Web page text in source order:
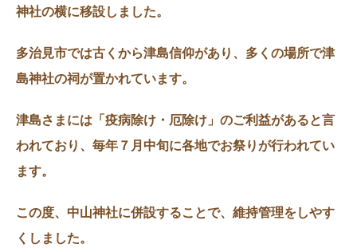
神社の横に移設しました。
多治見市では古くから津島信仰があり、多くの場所で津
島神社の祠が置かれています。
津島さまには「疫病除け・厄除け」のご利益があると言
われており、毎年７月中旬に各地でお祭りが行われてい
ます。
この度、中山神社に併設することで、維持管理をしやす
くしました。